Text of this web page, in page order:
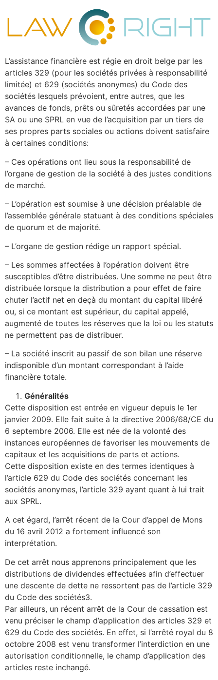
L’assistance financière est régie en droit belge par les
articles 329 (pour les sociétés privées à responsabilité
limitée) et 629 (sociétés anonymes) du Code des
sociétés lesquels prévoient, entre autres, que les
avances de fonds, prêts ou sûretés accordées par une
SA ou une SPRL en vue de l’acquisition par un tiers de
ses propres parts sociales ou actions doivent satisfaire
à certaines conditions:
– Ces opérations ont lieu sous la responsabilité de
l’organe de gestion de la société à des justes conditions
de marché.
– L’opération est soumise à une décision préalable de
l’assemblée générale statuant à des conditions spéciales
de quorum et de majorité.
– L’organe de gestion rédige un rapport spécial.
– Les sommes affectées à l’opération doivent être
susceptibles d’être distribuées. Une somme ne peut être
distribuée lorsque la distribution a pour effet de faire
chuter l’actif net en deçà du montant du capital libéré
ou, si ce montant est supérieur, du capital appelé,
augmenté de toutes les réserves que la loi ou les statuts
ne permettent pas de distribuer.
– La société inscrit au passif de son bilan une réserve
indisponible d’un montant correspondant à l’aide
financière totale.
Généralités
Cette disposition est entrée en vigueur depuis le 1er
janvier 2009. Elle fait suite à la directive 2006/68/CE du
6 septembre 2006. Elle est née de la volonté des
instances européennes de favoriser les mouvements de
capitaux et les acquisitions de parts et actions.
Cette disposition existe en des termes identiques à
l’article 629 du Code des sociétés concernant les
sociétés anonymes, l’article 329 ayant quant à lui trait
aux SPRL.
A cet égard, l’arrêt récent de la Cour d’appel de Mons
du 16 avril 2012 a fortement influencé son
interprétation.
De cet arrêt nous apprenons principalement que les
distributions de dividendes effectuées afin d’effectuer
une descente de dette ne ressortent pas de l’article 329
du Code des sociétés3.
Par ailleurs, un récent arrêt de la Cour de cassation est
venu préciser le champ d’application des articles 329 et
629 du Code des sociétés. En effet, si l’arrêté royal du 8
octobre 2008 est venu transformer l’interdiction en une
autorisation conditionnelle, le champ d’application des
articles reste inchangé.